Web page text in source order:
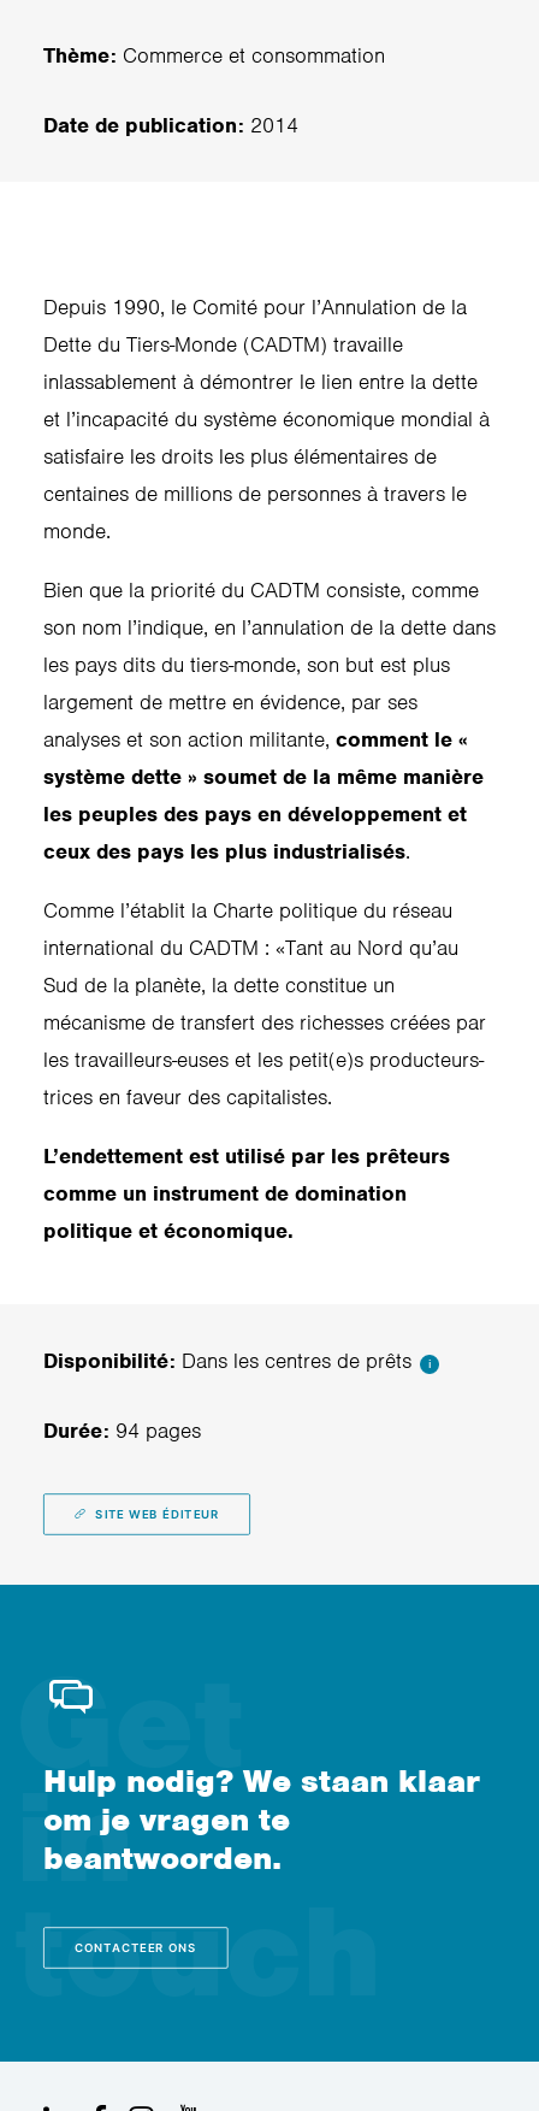
Thème: Commerce et consommation
Date de publication: 2014
Depuis 1990, le Comité pour l’Annulation de la
Dette du Tiers-Monde (CADTM) travaille
inlassablement à démontrer le lien entre la dette
et l’incapacité du système économique mondial à
satisfaire les droits les plus élémentaires de
centaines de millions de personnes à travers le
monde.
Bien que la priorité du CADTM consiste, comme
son nom l’indique, en l’annulation de la dette dans
les pays dits du tiers-monde, son but est plus
largement de mettre en évidence, par ses
analyses et son action militante, comment le «
système dette » soumet de la même manière
les peuples des pays en développement et
ceux des pays les plus industrialisés.
Comme l’établit la Charte politique du réseau
international du CADTM : «Tant au Nord qu’au
Sud de la planète, la dette constitue un
mécanisme de transfert des richesses créées par
les travailleurs-euses et les petit(e)s producteurs-
trices en faveur des capitalistes.
L’endettement est utilisé par les prêteurs
comme un instrument de domination
politique et économique.
Disponibilité: Dans les centres de prêts i
Durée: 94 pages
SITE WEB ÉDITEUR
Hulp nodig? We staan klaar
om je vragen te
beantwoorden.
CONTACTEER ONS